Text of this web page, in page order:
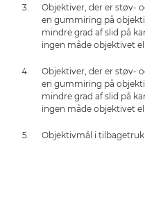
Objektiver, der er støv-
en gummiring på
mindre grad af slid på
ingen måde objektivet
Objektiver, der er støv-
en gummiring på
mindre grad af slid på
ingen måde objektivet
Objektivmål i